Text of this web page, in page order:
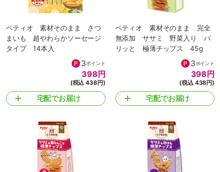
ペティオ 素材そのまま さつ
まいも 超やわらかソーセージ
タイプ 14本入
3ポイント
398円
(税込 438円)
宅配でお届け
ペティオ 素材そのまま 完全
無添加 ササミ 野菜入り パ
リッと 極薄チップス 45g
3ポイント
398円
(税込 438円)
宅配でお届け